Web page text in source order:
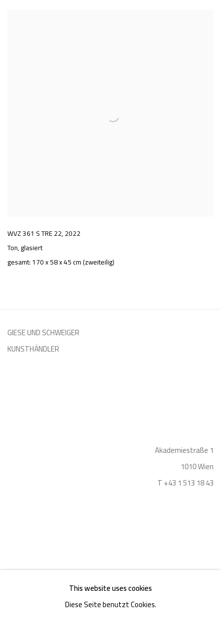
WVZ 361 S TRE 22,2022
Ton, glasiert
gesamt: 170 x 58 x 45 cm (zweiteilig)
GIESE UND SCHWEIGER
KUNSTHÄNDLER
Akademiestraße 1
1010 Wien
T +43 1 513 18 43
Impressum
This website uses cookies
Diese Seite benutzt Cookies.